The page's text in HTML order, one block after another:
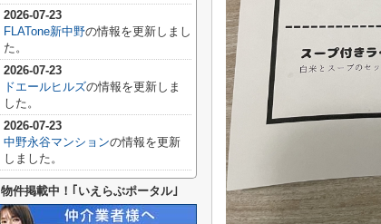
2026-07-23
FLATone新中野の情報を更新しまし
た。
2026-07-23
ドエールヒルズの情報を更新しま
した。
2026-07-23
中野永谷マンションの情報を更新
しました。
物件掲載中！｢いえらぶポータル｣